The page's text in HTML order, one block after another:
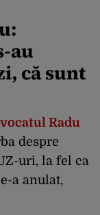
au
că sunt
Radu
despre
uri, la fel ca
a anulat,